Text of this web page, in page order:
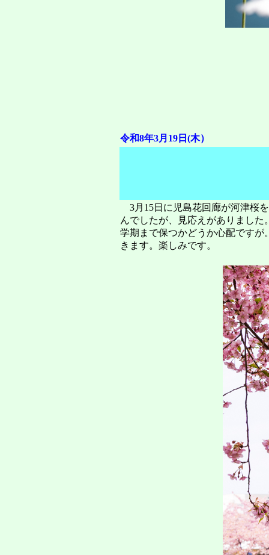
令和8年3月19日(木）
3月15日に児島花回廊が河津桜
んでしたが、見応えがありまし
学期まで保つかどうか心配です
きます。楽しみです。